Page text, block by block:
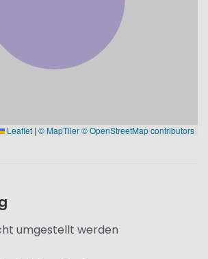
Leaflet | © MapTiler© OpenStreetMap contributors
umgestellt werden